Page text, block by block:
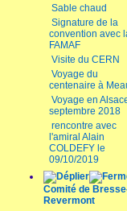
Sable chaud
Signature de la
convention avec
FAMAF
Visite du CERN
Voyage du
centenaire à
Voyage en
septembre 2018
rencontre avec
l'amiral Alain
COLDEFY le
09/10/2019
Comité de
Revermont